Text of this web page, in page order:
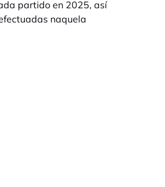
partido en 2025, así
naquela